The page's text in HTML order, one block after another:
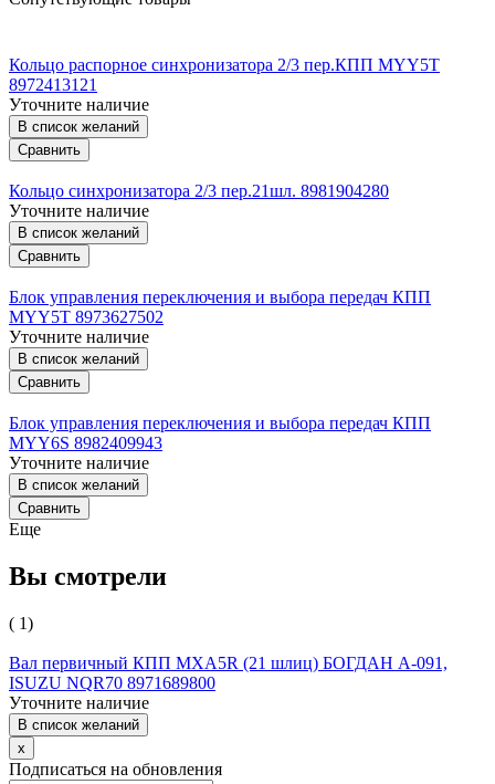
Кольцо распорное синхронизатора 2/3 пер.КПП MYY5T
8972413121
Уточните наличие
В список желаний
Сравнить
Кольцо синхронизатора 2/3 пер.21шл. 8981904280
Уточните наличие
В список желаний
Сравнить
Блок управления переключения и выбора передач КПП
MYY5T 8973627502
Уточните наличие
В список желаний
Сравнить
Блок управления переключения и выбора передач КПП
MYY6S 8982409943
Уточните наличие
В список желаний
Сравнить
Еще
Вы смотрели
( 1)
Вал первичный КПП MXA5R (21 шлиц) БОГДАН А-091,
ISUZU NQR70 8971689800
Уточните наличие
В список желаний
x
Подписаться на обновления